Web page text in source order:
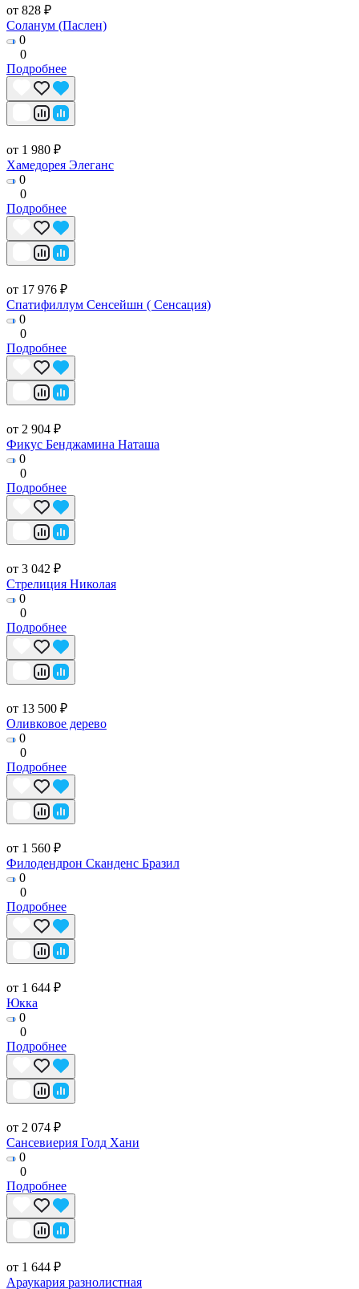
от 828 ₽
Соланум (Паслен)
0
0
Подробнее
от 1 980 ₽
Хамедорея Элеганс
0
0
Подробнее
от 17 976 ₽
Спатифиллум Сенсейшн ( Сенсация)
0
0
Подробнее
от 2 904 ₽
Фикус Бенджамина Наташа
0
0
Подробнее
от 3 042 ₽
Стрелиция Николая
0
0
Подробнее
от 13 500 ₽
Оливковое дерево
0
0
Подробнее
от 1 560 ₽
Филодендрон Сканденс Бразил
0
0
Подробнее
от 1 644 ₽
Юкка
0
0
Подробнее
от 2 074 ₽
Сансевиерия Голд Хани
0
0
Подробнее
от 1 644 ₽
Араукария разнолистная